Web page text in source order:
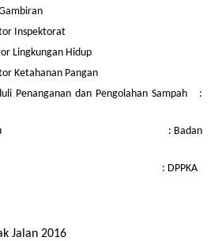
Inspektorat
Lingkungan Hidup
Ketahanan Pangan
dan Pengolahan Sampah :
Terhijau : Badan
: DPPKA
Jalan 2016